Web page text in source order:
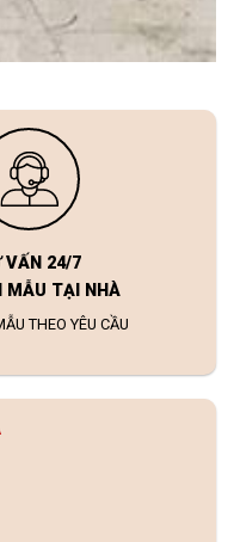
VẤN 24/7
MẪU TẠI NHÀ
THEO YÊU CẦU